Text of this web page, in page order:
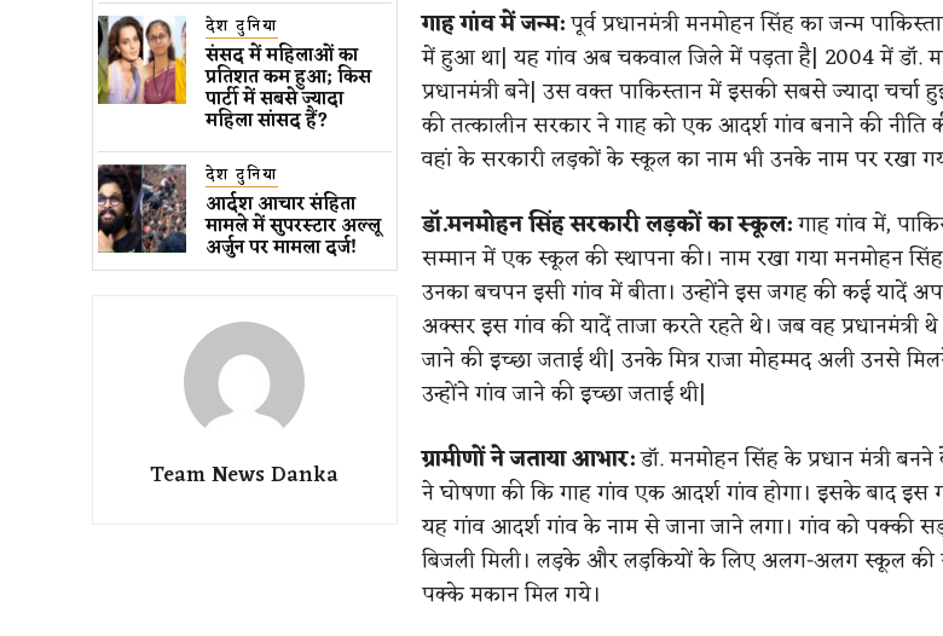
देश दुनिया
संसद में महिलाओं का
प्रतिशत कम ​हुआ​; किस
पार्टी में सबसे ज्यादा
महिला सांसद हैं?
देश दुनिया
आर्दश आचार संहिता
मामले में सुपरस्टार अल्लू
अर्जुन पर मामला दर्ज!
Team News Danka
गाह गांव में जन्म:पूर्व प्रधानमंत्री मनमोहन सिंह का जन्म
में हुआ था| यह गांव अब चकवाल जिले में पड़ता है| 2004 में डॉ.
प्रधानमंत्री बने| उस वक्त पाकिस्तान में इसकी सबसे ज्यादा चर्चा
की तत्कालीन सरकार ने गाह को एक आदर्श गांव बनाने की नीति
वहां के सरकारी लड़कों के स्कूल का नाम भी उनके नाम पर रखा
डॉ.मनमोहन सिंह सरकारी लड़कों का स्कूल:गाह गांव में,
सम्मान में एक स्कूल की स्थापना की। नाम रखा गया मनमोहन
उनका बचपन इसी गांव में बीता। उन्होंने इस जगह की कई यादें
अक्सर इस गांव की यादें ताजा करते रहते थे। जब वह प्रधानमंत्री
जाने की इच्छा जताई थी| उनके मित्र राजा मोहम्मद अली उनसे
उन्होंने गांव जाने की इच्छा जताई थी|
ग्रामीणों ने जताया आभार:डॉ. मनमोहन सिंह के प्रधान मंत्री
ने घोषणा की कि गाह गांव एक आदर्श गांव होगा। इसके बाद
यह गांव आदर्श गांव के नाम से जाना जाने लगा। गांव को पक्की
बिजली मिली। लड़के और लड़कियों के लिए अलग-अलग स्कूल की
पक्के मकान मिल गये।